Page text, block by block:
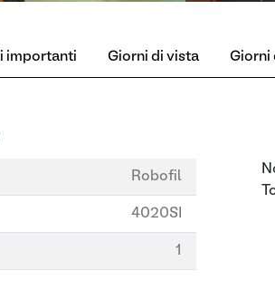
importanti Giorni di vista Giorni
Robofil
4020SI
1